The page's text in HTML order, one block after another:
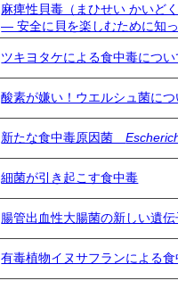
麻痺性貝毒（まひせい かいど
― 安全に貝を楽しむために知
ツキヨタケによる食中毒につい
酸素が嫌い！ウエルシュ菌につ
新たな食中毒原因菌
細菌が引き起こす食中毒
腸管出血性大腸菌の新しい遺
有毒植物イヌサフランによる